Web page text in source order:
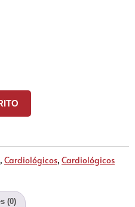
, Cardiológicos, Cardiológicos
(0)